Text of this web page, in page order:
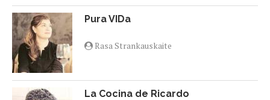
Pura VIDa
Rasa Strankauskaite
La Cocina de Ricardo